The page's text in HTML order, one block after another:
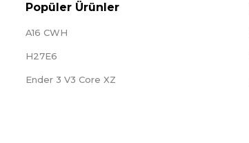
Popüler Ürünler
A16 CWH
H27E6
Ender 3 V3 Core XZ